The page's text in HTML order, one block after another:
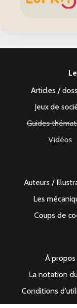
Articles /
Jeux de
Guides
Vidéos
Auteurs /
Les
Coups de
À propos
La notation
Conditions